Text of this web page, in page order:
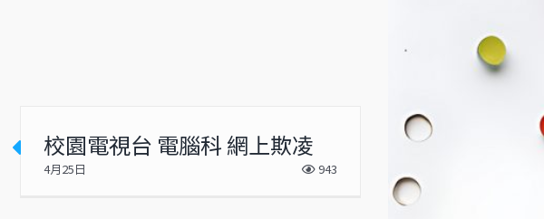
校園電視台 電腦科 網上欺凌
4月25日 943